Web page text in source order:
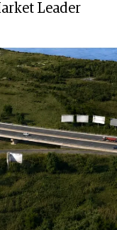
Leader